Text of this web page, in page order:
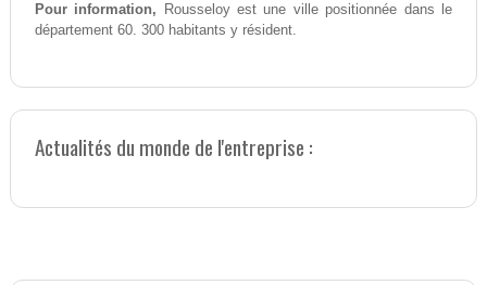
Pour information, Rousseloy est une ville positionnée dans le
département 60. 300 habitants y résident.
Actualités du monde de l'entreprise :